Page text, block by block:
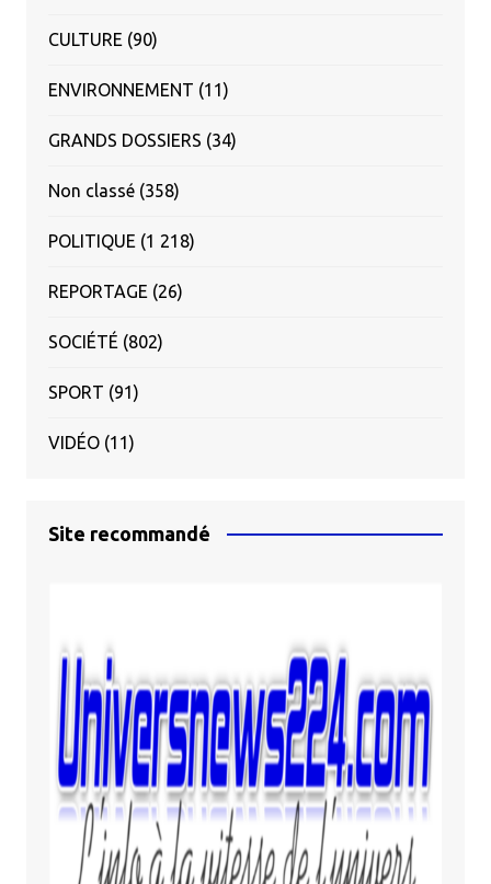
CULTURE (90)
ENVIRONNEMENT (11)
GRANDS DOSSIERS (34)
Non classé(358)
POLITIQUE (1 218)
REPORTAGE (26)
SOCIÉTÉ (802)
SPORT (91)
VIDÉO(11)
Site recommandé